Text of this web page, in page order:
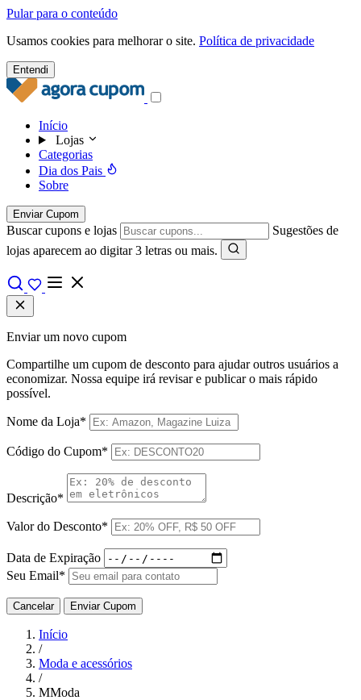
Pular para o conteúdo
Usamos cookies para melhorar o site. Política de privacidade
Entendi
Início
Lojas
Categorias
Dia dos Pais
Sobre
Enviar Cupom
Buscar cupons e lojas
Sugestões de
lojas aparecem ao digitar 3 letras ou mais.
Enviar um novo cupom
Compartilhe um cupom de desconto para ajudar outros usuários a
economizar. Nossa equipe irá revisar e publicar o mais rápido
possível.
Nome da Loja*
Código do Cupom*
Descrição*
Valor do Desconto*
Data de Expiração
Seu Email*
Cancelar Enviar Cupom
Início
/
Moda e acessórios
/
MModa